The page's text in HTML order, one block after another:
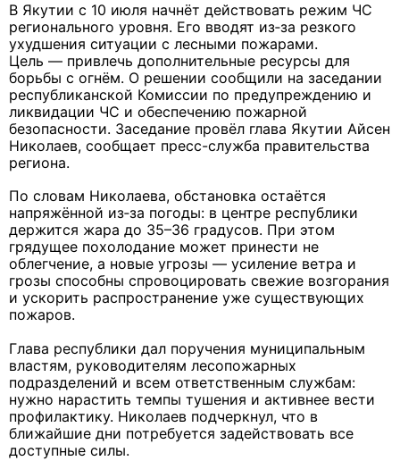
В Якутии с 10 июля начнёт действовать режим ЧС
регионального уровня. Его вводят из‑за резкого
ухудшения ситуации с лесными пожарами.
Цель — привлечь дополнительные ресурсы для
борьбы с огнём. О решении сообщили на заседании
республиканской Комиссии по предупреждению и
ликвидации ЧС и обеспечению пожарной
безопасности. Заседание провёл глава Якутии Айсен
Николаев, сообщает пресс-служба правительства
региона.
По словам Николаева, обстановка остаётся
напряжённой из‑за погоды: в центре республики
держится жара до 35–36 градусов. При этом
грядущее похолодание может принести не
облегчение, а новые угрозы — усиление ветра и
грозы способны спровоцировать свежие возгорания
и ускорить распространение уже существующих
пожаров.
Глава республики дал поручения муниципальным
властям, руководителям лесопожарных
подразделений и всем ответственным службам:
нужно нарастить темпы тушения и активнее вести
профилактику. Николаев подчеркнул, что в
ближайшие дни потребуется задействовать все
доступные силы.